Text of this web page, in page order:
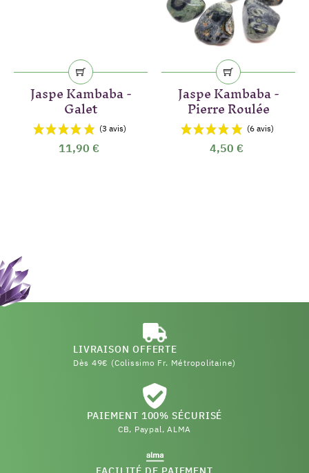
Jaspe Kambaba -
Galet
11,90 €
Jaspe Kambaba -
Pierre Roulée
4,50 €
LIVRAISON OFFERTE
Dès 49€ (Colissimo Fr. Métropolitaine)
PAIEMENT 100% SÉCURISÉ
CB, Paypal, ALMA